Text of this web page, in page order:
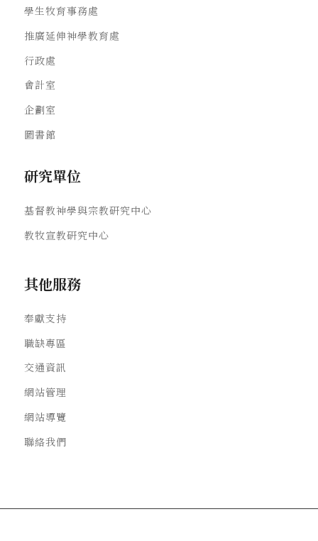
學生牧育事務處
推廣延伸神學教育處
行政處
會計室
企劃室
圖書館
研究單位
基督教神學與宗教研究中心
教牧宣教研究中心
其他服務
奉獻支持
職缺專區
交通資訊
網站管理
網站導覽
聯絡我們